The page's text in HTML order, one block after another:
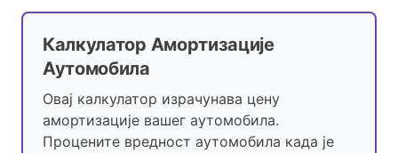
Калкулатор Амортизације
Аутомобила
Овај калкулатор израчунава цену
амортизације вашег аутомобила.
Процените вредност аутомобила када је